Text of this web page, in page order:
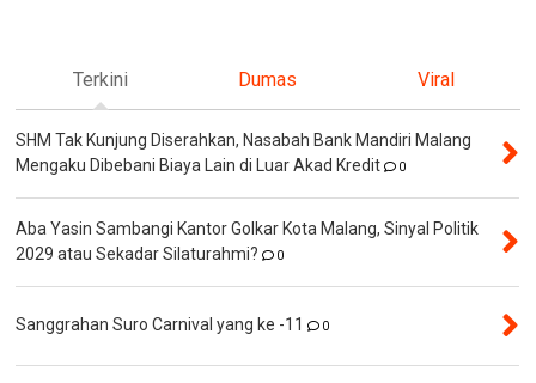
Terkini Dumas Viral
SHM Tak Kunjung Diserahkan, Nasabah Bank Mandiri Malang
Mengaku Dibebani Biaya Lain di Luar Akad Kredit
0
Aba Yasin Sambangi Kantor Golkar Kota Malang, Sinyal Politik
2029 atau Sekadar Silaturahmi?
0
Sanggrahan Suro Carnival yang ke -11 0